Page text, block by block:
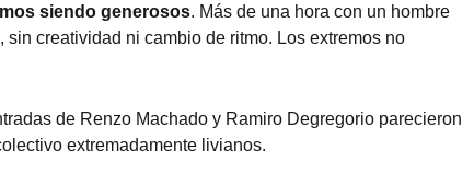
siendo generosos. Más de una hora con un hombre
creatividad ni cambio de ritmo. Los extremos no
de Renzo Machado y Ramiro Degregorio parecieron
extremadamente livianos.